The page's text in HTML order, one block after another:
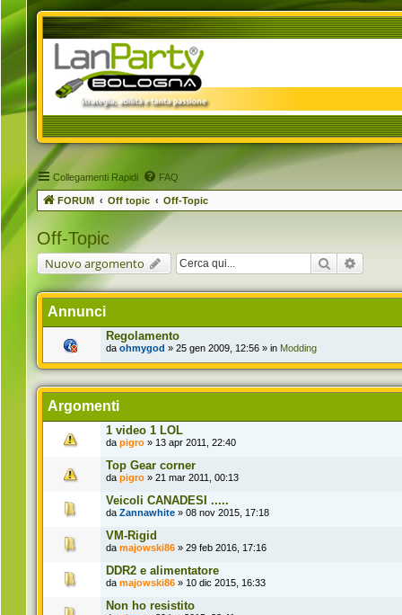
Collegamenti Rapidi FAQ
FORUM Off topic Off-Topic
Off-Topic
Nuovo argomento Cerca
Annunci
Regolamento
da ohmygod » 25 gen 2009, 12:56 » in Modding
Argomenti
1 video 1 LOL
da pigro » 13 apr 2011, 22:40
Top Gear corner
da pigro » 21 mar 2011, 00:13
Veicoli CANADESI .....
da Zannawhite » 08 nov 2015, 17:18
VM-Rigid
da majowski86 » 29 feb 2016, 17:16
DDR2 e alimentatore
da majowski86 » 10 dic 2015, 16:33
Non ho resistito